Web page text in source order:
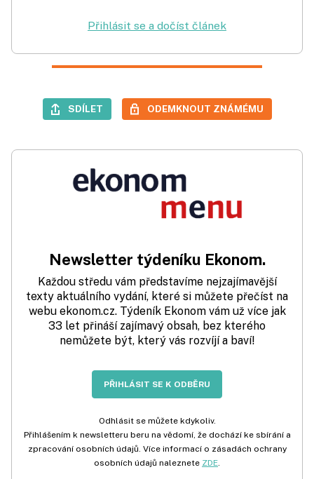
Přihlásit se a dočíst článek
SDÍLET ODEMKNOUT ZNÁMÉMU
Newsletter týdeníku Ekonom.
Každou středu vám představíme nejzajímavější
texty aktuálního vydání, které si můžete přečíst na
webu ekonom.cz. Týdeník Ekonom vám už více jak
33 let přináší zajímavý obsah, bez kterého
nemůžete být, který vás rozvíjí a baví!
PŘIHLÁSIT SE K ODBĚRU
Odhlásit se můžete kdykoliv.
Přihlášením k newsletteru beru na vědomí, že dochází ke sbírání a
zpracování osobních údajů. Více informací o zásadách ochrany
osobních údajů naleznete ZDE.